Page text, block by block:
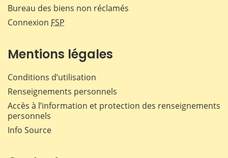
Bureau des biens non réclamés
Connexion FSP
Mentions légales
Conditions d’utilisation
Renseignements personnels
Accès à l’information et protection des renseignements
personnels
Info Source